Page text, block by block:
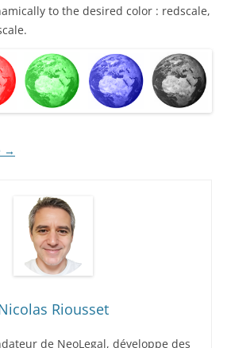
to the desired color : redscale,
→
Riousset
de NeoLegal, développe des